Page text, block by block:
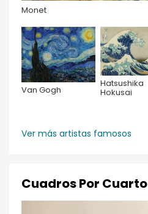
Monet
Van Gogh
Hatsushika
Hokusai
Ver más artistas famosos
Cuadros Por Cuarto